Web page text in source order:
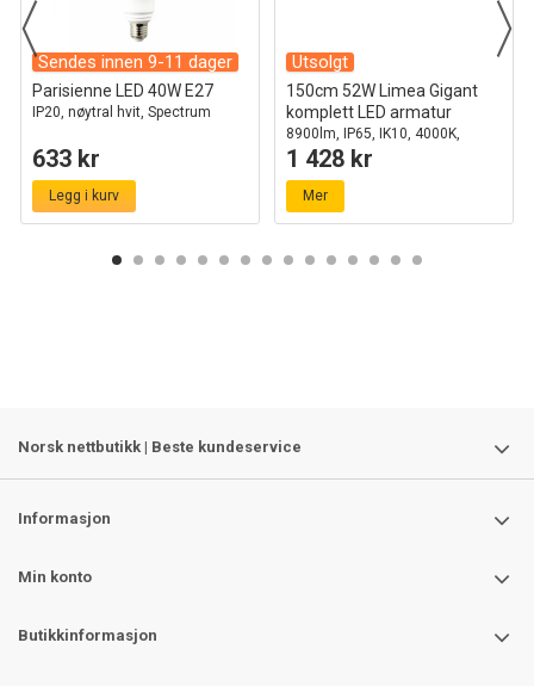
Sendes innen 9-11 dager
Parisienne LED 40W E27
IP20, nøytral hvit, Spectrum
633 kr
Legg i kurv
Utsolgt
150cm 52W Limea Gigant
komplett LED armatur
8900lm, IP65, IK10, 4000K,
gjennomkoblet
1 428 kr
Mer
Norsk nettbutikk | Beste kundeservice
Informasjon
Min konto
Butikkinformasjon